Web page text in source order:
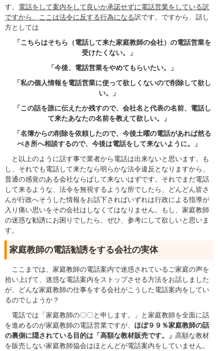
す。 電話をして案内をして良いか承諾せずに電話営業をしている訳
ですから、ここは法令に反する行為になる訳です。ですから、話し
方としては
「こちらはそちら（電話して来た家庭教師の会社）の電話営業を
受けたくない。」
「今後、電話営業をやめてもらいたい。」
「私の個人情報を電話営業に使って欲しくないので削除して欲し
い。」
「この話を誰に伝えたか残すので、会社名と代表の名前、電話し
て来たあなたの名前を教えて欲しい。」
「名簿からの削除を依頼したので、今後土曜の電話があれば然る
べき所へ相談するので、今後は電話をして来ないように。」
と以上のように話す事で業者から電話は出来ないと思います。も
し、それでも電話して来たなら明らかな法令違反となりますから、
普通の感覚のある会社ならばして来ないはずです。それでまだ電話
して来るような、法令を無視するような所でしたら、どんどん皆さ
んが行政へそうした情報をお話下さればいずれは行政による指導が
入り痛い思いをその会社はしなくてはなりません。もし、家庭教師
の迷惑な勧誘にお困りでしたら、ぜひ、参考にして欲しいと思いま
す。
家庭教師の電話勧誘をする会社の実体
ここまでは、家庭教師の電話案内で迷惑されているご家庭の声を
拾い上げて、迷惑な電話案内をストップさせる方法をお話しました
が、どんな家庭教師の仕事をする会社がこうした電話案内をしてい
るのでしようか？
電話では「家庭教師の〇〇と申します。」と家庭教師を全面に話
を進めるのが家庭教師の電話営業ですが、 ほぼ９９％家庭教師の話
の裏側に隠されている目的は「高額な教材販売です。」 高額な教材
を販売しない家庭教師協会はほとんどが電話案内をしていません。